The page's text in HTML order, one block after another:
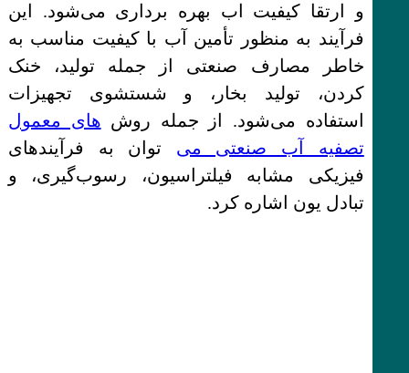
و ارتقا کیفیت اب بهره برداری می‌شود. این
فرآیند به منظور تأمین آب با کیفیت مناسب به
خاطر مصارف صنعتی از جمله تولید، خنک
کردن، تولید بخار، و شستشوی تجهیزات
استفاده می‌شود. از جمله روش‌ های معمول
تصفیه آب صنعتی می ‌توان به فرآیندهای
فیزیکی مشابه فیلتراسیون، رسوب‌گیری، و
تبادل یون اشاره کرد.